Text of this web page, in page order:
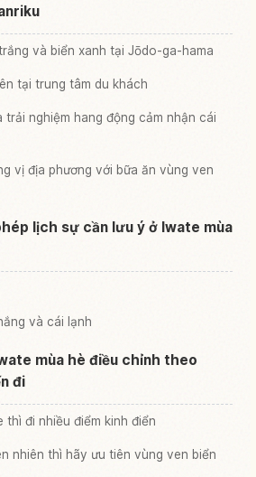
và biển xanh tại Jōdo-ga-hama
tại trung tâm du khách
trải nghiệm hang động cảm nhận cái
vị địa phương với bữa ăn vùng ven
lịch sự cần lưu ý ở Iwate mùa
và cái lạnh
mùa hè điều chỉnh theo
đi
thì đi nhiều điểm kinh điển
nhiên thì hãy ưu tiên vùng ven biển